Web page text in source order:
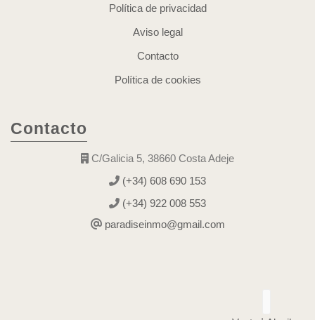
Política de privacidad
Aviso legal
Contacto
Política de cookies
Contacto
C/Galicia 5, 38660 Costa Adeje
(+34) 608 690 153
(+34) 922 008 553
paradiseinmo@gmail.com